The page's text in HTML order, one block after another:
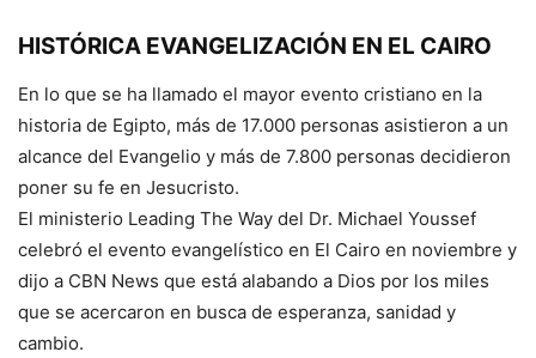
HISTÓRICA EVANGELIZACIÓN EN EL CAIRO
En lo que se ha llamado el mayor evento cristiano en la
historia de Egipto, más de 17.000 personas asistieron a un
alcance del Evangelio y más de 7.800 personas decidieron
poner su fe en Jesucristo.
El ministerio Leading The Way del Dr. Michael Youssef
celebró el evento evangelístico en El Cairo en noviembre y
dijo a CBN News que está alabando a Dios por los miles
que se acercaron en busca de esperanza, sanidad y
cambio.